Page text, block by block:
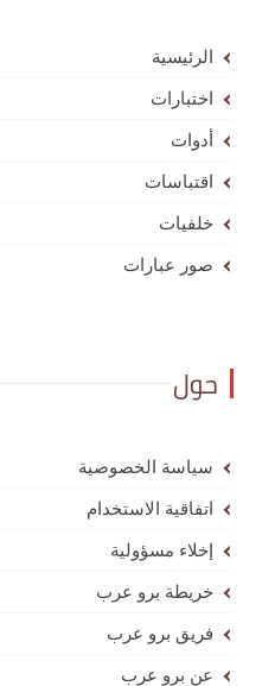
الرئيسية
اختبارات
أدوات
اقتباسات
خلفيات
صور عبارات
حول
سياسة الخصوصية
اتفاقية الاستخدام
إخلاء مسؤولية
خريطة برو عرب
فريق برو عرب
عن برو عرب